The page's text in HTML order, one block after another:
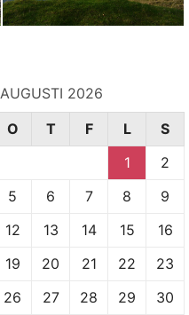
AUGUSTI 2026
O T F L
S
1
2
5 6 7 8
9
12 13 14 15
16
19 20 21 22
23
26 27 28 29
30